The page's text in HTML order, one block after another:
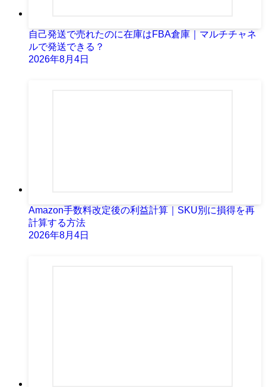
自己発送で売れたのに在庫はFBA倉庫｜マルチチャネ
ルで発送できる？
2026年8月4日
Amazon手数料改定後の利益計算｜SKU別に損得を再
計算する方法
2026年8月4日